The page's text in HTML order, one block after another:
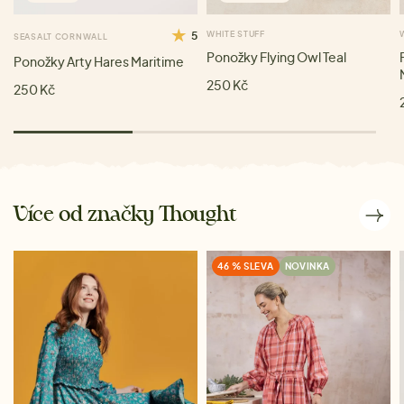
SEASALT CORNWALL 5
Ponožky Arty Hares Maritime
250 Kč
WHITE STUFF
Ponožky Flying Owl Teal
250 Kč
Více od značky Thought
46 % SLEVA NOVINKA